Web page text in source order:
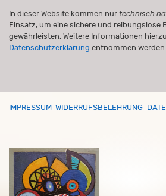
In dieser Website kommen nur technisch
Einsatz, um eine sichere und reibungslose
gewährleisten. Weitere Informationen
Datenschutzerklärung entnommen werden.
IMPRESSUM WIDERRUFSBELEHRUNG